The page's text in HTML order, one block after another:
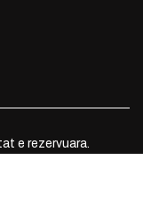
e rezervuara.